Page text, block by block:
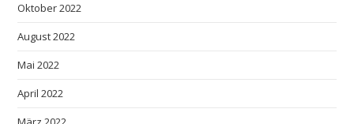
Oktober 2022
August 2022
Mai 2022
April 2022